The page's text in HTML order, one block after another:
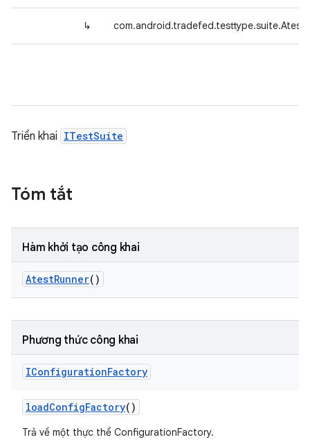
↳
Triển khai ITestSuite
Tóm tắt
Hàm khởi tạo công khai
AtestRunner()
Phương thức công khai
IConfigurationFactory
loadConfigFactory()
Trả về một thực thể ConfigurationFactory.